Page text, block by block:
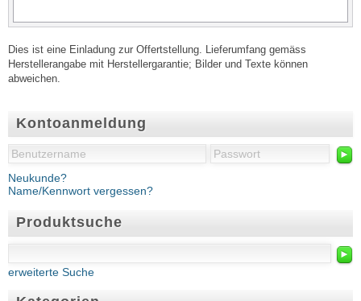
Kontoanmeldung
►
Neukunde?
Name/Kennwort vergessen?
Produktsuche
►
erweiterte Suche
Dies ist eine Einladung zur Offertstellung. Lieferumfang gemäss
Herstellerangabe mit Herstellergarantie; Bilder und Texte können
abweichen.